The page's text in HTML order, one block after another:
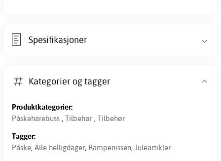
Spesifikasjoner
Kategorier og tagger
Produktkategorier:
Påskeharebuss , Tilbehør , Tilbehør
Tagger:
Påske, Alle helligdager, Rampenissen, Juleartikler